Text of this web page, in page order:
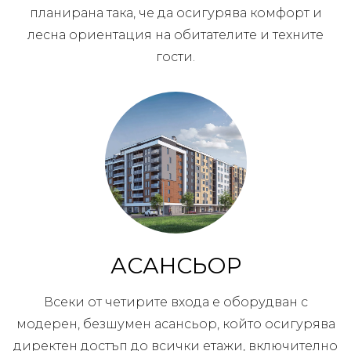
планирана така, че да осигурява комфорт и
лесна ориентация на обитателите и техните
гости.
АСАНСЬОР
Всеки от четирите входа е оборудван с
модерен, безшумен асансьор, който осигурява
директен достъп до всички етажи, включително